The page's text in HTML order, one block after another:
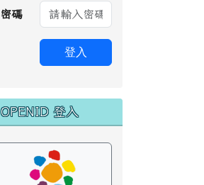
密碼
登入
OPENID 登入